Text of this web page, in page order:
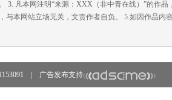
凡本网注明“来源：XXX（非中青在线）”的作
本网站立场无关，文责作者自负。 5.如因作品内
广告发布支持